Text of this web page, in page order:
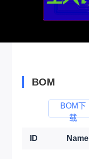
BOM
BOM下
载
ID Name